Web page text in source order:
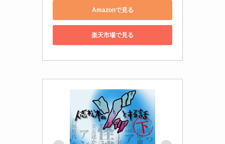
Amazonで見る
楽天市場で見る